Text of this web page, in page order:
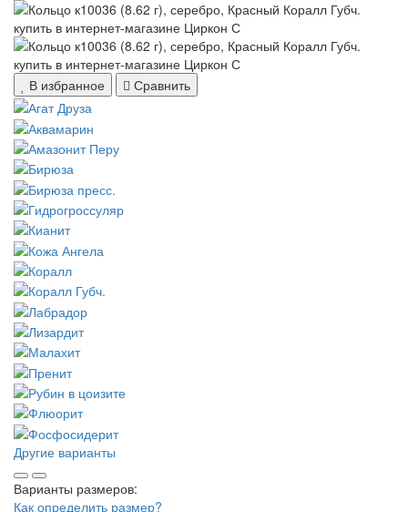
В избранное Сравнить
Другие варианты
Варианты размеров:
Как определить размер?